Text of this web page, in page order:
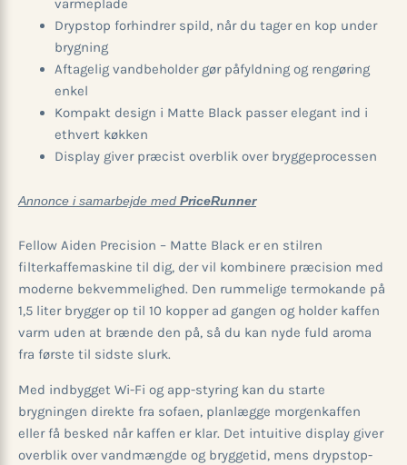
varmeplade
Drypstop forhindrer spild, når du tager en kop under
brygning
Aftagelig vandbeholder gør påfyldning og rengøring
enkel
Kompakt design i Matte Black passer elegant ind i
ethvert køkken
Display giver præcist overblik over bryggeprocessen
Annonce i samarbejde med PriceRunner
Fellow Aiden Precision – Matte Black er en stilren
filterkaffemaskine til dig, der vil kombinere præcision med
moderne bekvemmelighed. Den rummelige termokande på
1,5 liter brygger op til 10 kopper ad gangen og holder kaffen
varm uden at brænde den på, så du kan nyde fuld aroma
fra første til sidste slurk.
Med indbygget Wi-Fi og app-styring kan du starte
brygningen direkte fra sofaen, planlægge morgenkaffen
eller få besked når kaffen er klar. Det intuitive display giver
overblik over vandmængde og bryggetid, mens drypstop-